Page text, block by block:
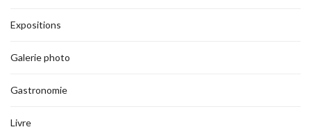
Expositions
Galerie photo
Gastronomie
Livre